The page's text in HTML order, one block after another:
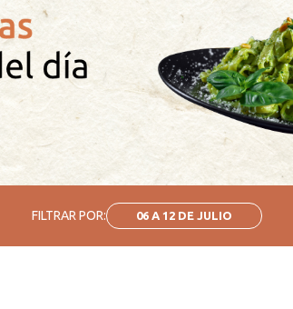
FILTRAR POR: 06 A 12 DE JULIO